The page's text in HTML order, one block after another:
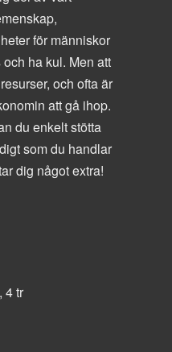
för människor
ha kul. Men att
och ofta är
att gå ihop.
du enkelt stötta
som du handlar
dig något extra!
4 tr